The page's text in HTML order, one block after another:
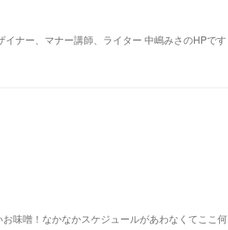
ナー、マナー講師、ライター 中嶋みさのHPです
味噌！なかなかスケジュールがあわなくてここ何